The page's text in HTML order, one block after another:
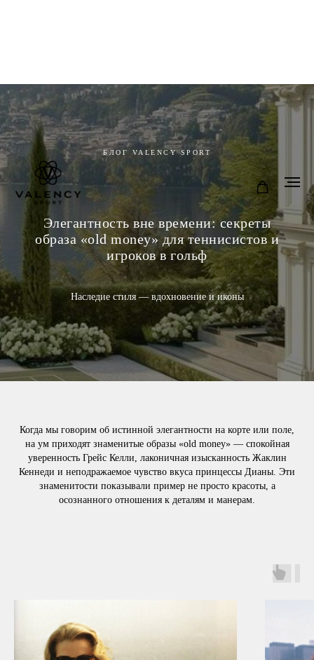
БЛОГ VALENCY SPORT
Элегантность вне времени: секреты
образа «old money» для теннисистов и
игроков в гольф
Наследие стиля — вдохновение и иконы
Когда мы говорим об истинной элегантности на корте или поле,
на ум приходят знаменитые образы «old money» — спокойная
уверенность Грейс Келли, лаконичная изысканность Жаклин
Кеннеди и неподражаемое чувство вкуса принцессы Дианы. Эти
знаменитости показывали пример не просто красоты, а
осознанного отношения к деталям и манерам.